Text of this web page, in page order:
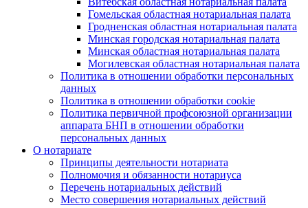
Гомельская областная нотариальная палата
Гродненская областная нотариальная палата
Минская городская нотариальная палата
Минская областная нотариальная палата
Могилевская областная нотариальная палата
Политика в отношении обработки персональных
данных
Политика в отношении обработки cookie
Политика первичной профсоюзной организации
аппарата БНП в отношении обработки
персональных данных
О нотариате
Принципы деятельности нотариата
Полномочия и обязанности нотариуса
Перечень нотариальных действий
Место совершения нотариальных действий